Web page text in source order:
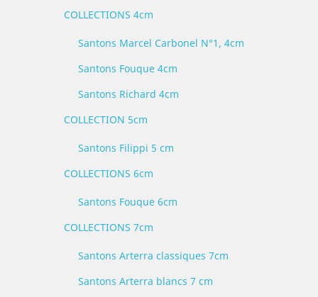
COLLECTIONS 4cm
Santons Marcel Carbonel N°1, 4cm
Santons Fouque 4cm
Santons Richard 4cm
COLLECTION 5cm
Santons Filippi 5 cm
COLLECTIONS 6cm
Santons Fouque 6cm
COLLECTIONS 7cm
Santons Arterra classiques 7cm
Santons Arterra blancs 7 cm